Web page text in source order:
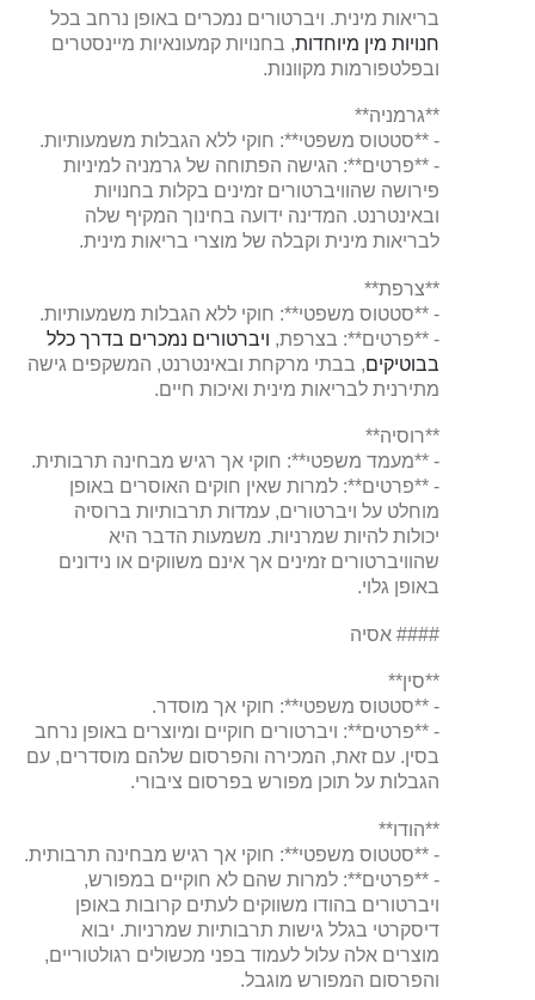
בריאות מינית. ויברטורים נמכרים באופן נרחב בכל
חנויות מין מיוחדות, בחנויות קמעונאיות מיינסטרים
ובפלטפורמות מקוונות.
**גרמניה**
- **סטטוס משפטי**: חוקי ללא הגבלות משמעותיות.
- **פרטים**: הגישה הפתוחה של גרמניה למיניות
פירושה שהוויברטורים זמינים בקלות בחנויות
ובאינטרנט. המדינה ידועה בחינוך המקיף שלה
לבריאות מינית וקבלה של מוצרי בריאות מינית.
**צרפת**
- **סטטוס משפטי**: חוקי ללא הגבלות משמעותיות.
- **פרטים**: בצרפת, ויברטורים נמכרים בדרך כלל
בבוטיקים, בבתי מרקחת ובאינטרנט, המשקפים גישה
מתירנית לבריאות מינית ואיכות חיים.
**רוסיה**
- **מעמד משפטי**: חוקי אך רגיש מבחינה תרבותית.
- **פרטים**: למרות שאין חוקים האוסרים באופן
מוחלט על ויברטורים, עמדות תרבותיות ברוסיה
יכולות להיות שמרניות. משמעות הדבר היא
שהוויברטורים זמינים אך אינם משווקים או נידונים
באופן גלוי.
#### אסיה
**סין**
- **סטטוס משפטי**: חוקי אך מוסדר.
- **פרטים**: ויברטורים חוקיים ומיוצרים באופן נרחב
בסין. עם זאת, המכירה והפרסום שלהם מוסדרים, עם
הגבלות על תוכן מפורש בפרסום ציבורי.
**הודו**
- **סטטוס משפטי**: חוקי אך רגיש מבחינה תרבותית.
- **פרטים**: למרות שהם לא חוקיים במפורש,
ויברטורים בהודו משווקים לעתים קרובות באופן
דיסקרטי בגלל גישות תרבותיות שמרניות. יבוא
מוצרים אלה עלול לעמוד בפני מכשולים רגולטוריים,
והפרסום המפורש מוגבל.